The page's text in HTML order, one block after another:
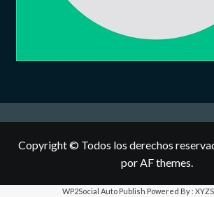
Copyright © Todos los derechos
por AF themes.
WP2Social Auto Publish Powered By :